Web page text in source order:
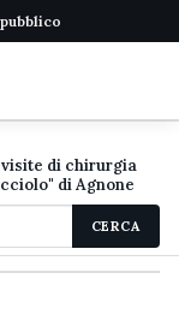
visite di chirurgia
di Agnone
CERCA